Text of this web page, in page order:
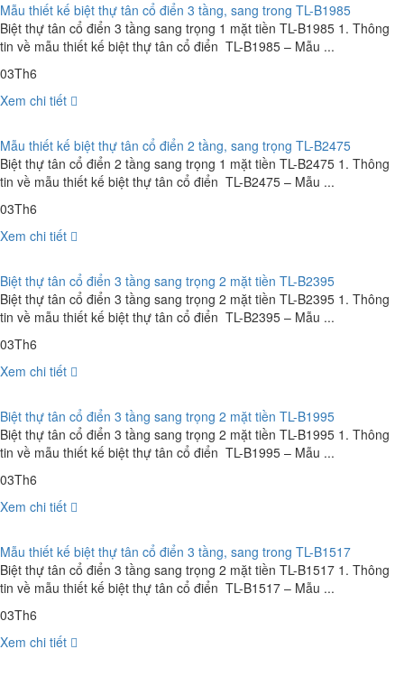
Mẫu thiết kế biệt thự tân cổ điển 3 tầng, sang trong TL-B1985
Biệt thự tân cổ điển 3 tầng sang trọng 1 mặt tiền TL-B1985 1. Thông
tin về mẫu thiết kế biệt thự tân cổ điển TL-B1985 – Mẫu ...
03Th6
Xem chi tiết
Mẫu thiết kế biệt thự tân cổ điển 2 tầng, sang trọng TL-B2475
Biệt thự tân cổ điển 2 tầng sang trọng 1 mặt tiền TL-B2475 1. Thông
tin về mẫu thiết kế biệt thự tân cổ điển TL-B2475 – Mẫu ...
03Th6
Xem chi tiết
Biệt thự tân cổ điển 3 tầng sang trọng 2 mặt tiền TL-B2395
Biệt thự tân cổ điển 3 tầng sang trọng 2 mặt tiền TL-B2395 1. Thông
tin về mẫu thiết kế biệt thự tân cổ điển TL-B2395 – Mẫu ...
03Th6
Xem chi tiết
Biệt thự tân cổ điển 3 tầng sang trọng 2 mặt tiền TL-B1995
Biệt thự tân cổ điển 3 tầng sang trọng 2 mặt tiền TL-B1995 1. Thông
tin về mẫu thiết kế biệt thự tân cổ điển TL-B1995 – Mẫu ...
03Th6
Xem chi tiết
Mẫu thiết kế biệt thự tân cổ điển 3 tầng, sang trong TL-B1517
Biệt thự tân cổ điển 3 tầng sang trọng 2 mặt tiền TL-B1517 1. Thông
tin về mẫu thiết kế biệt thự tân cổ điển TL-B1517 – Mẫu ...
03Th6
Xem chi tiết